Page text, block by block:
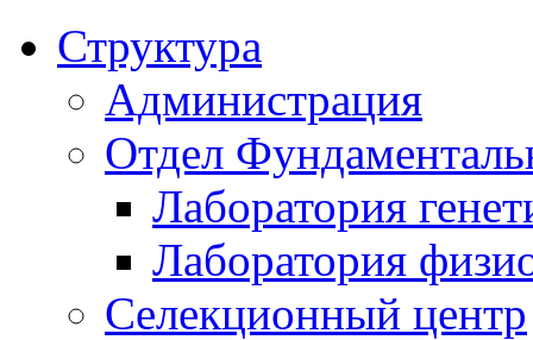
Структура
Администрация
Отдел
Лаборатория
Лаборатория
Селекционный центр